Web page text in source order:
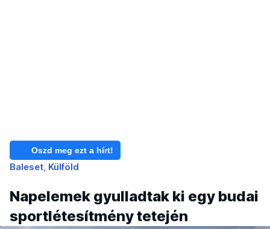
Oszd meg ezt a hírt!
Baleset Külföld
Napelemek gyulladtak ki egy budai
sportlétesítmény tetején